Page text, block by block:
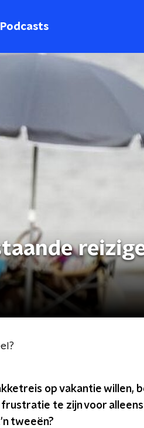
Podcasts
op vakantie willen,
te zijn voor
tweeën?